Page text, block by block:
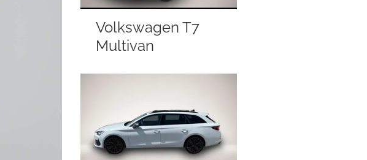
Volkswagen T7
Multivan